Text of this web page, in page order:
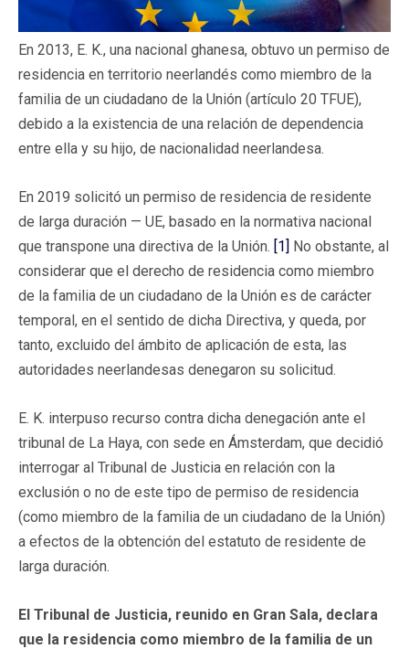
En 2013, E. K., una nacional ghanesa, obtuvo un permiso de
residencia en territorio neerlandés como miembro de la
familia de un ciudadano de la Unión (artículo 20 TFUE),
debido a la existencia de una relación de dependencia
entre ella y su hijo, de nacionalidad neerlandesa.
En 2019 solicitó un permiso de residencia de residente
de larga duración — UE, basado en la normativa nacional
que transpone una directiva de la Unión. [1] No obstante, al
considerar que el derecho de residencia como miembro
de la familia de un ciudadano de la Unión es de carácter
temporal, en el sentido de dicha Directiva, y queda, por
tanto, excluido del ámbito de aplicación de esta, las
autoridades neerlandesas denegaron su solicitud.
E. K. interpuso recurso contra dicha denegación ante el
tribunal de La Haya, con sede en Ámsterdam, que decidió
interrogar al Tribunal de Justicia en relación con la
exclusión o no de este tipo de permiso de residencia
(como miembro de la familia de un ciudadano de la Unión)
a efectos de la obtención del estatuto de residente de
larga duración.
El Tribunal de Justicia, reunido en Gran Sala, declara
que la residencia como miembro de la familia de un